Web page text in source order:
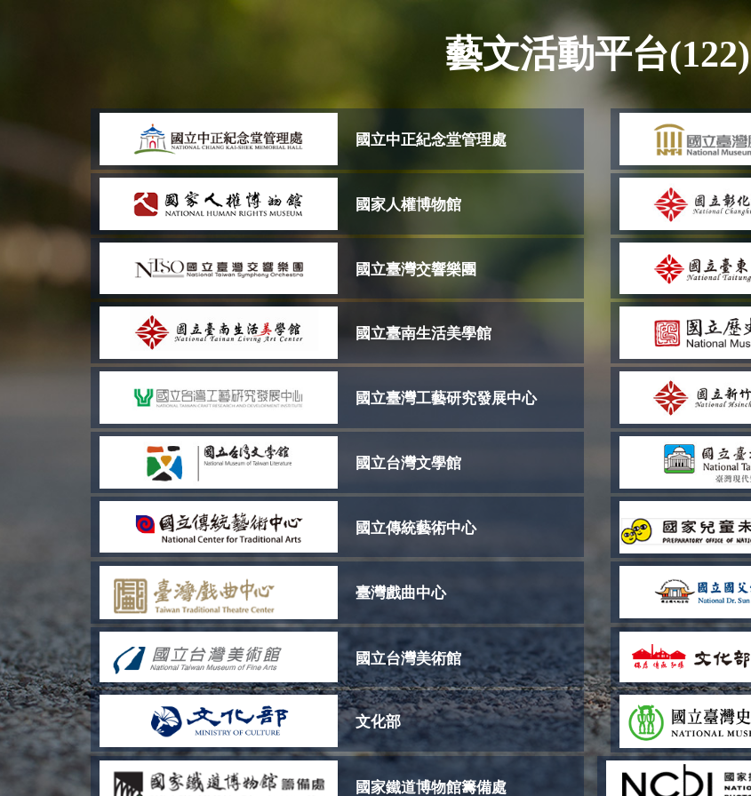
藝文活動平台(122)
國立中正紀念堂管理處
國家人權博物館
國立臺灣交響樂團
國立臺南生活美學館
國立臺灣工藝研究發展中心
國立台灣文學館
國立傳統藝術中心
臺灣戲曲中心
國立台灣美術館
文化部
國家鐵道博物館籌備處